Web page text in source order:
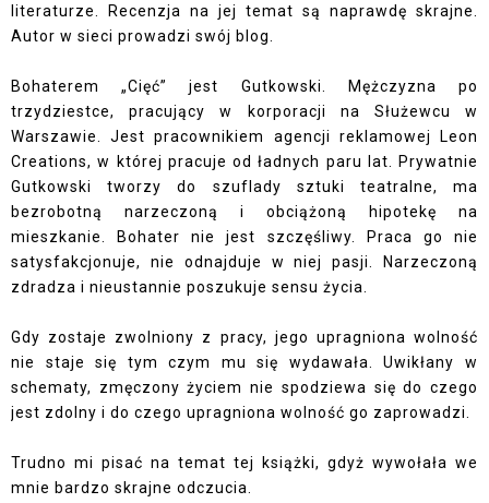
literaturze. Recenzja na jej temat są naprawdę skrajne.
Autor w sieci prowadzi swój blog.
Bohaterem „Cięć” jest Gutkowski. Mężczyzna po
trzydziestce, pracujący w korporacji na Służewcu w
Warszawie. Jest pracownikiem agencji reklamowej Leon
Creations, w której pracuje od ładnych paru lat. Prywatnie
Gutkowski tworzy do szuflady sztuki teatralne, ma
bezrobotną narzeczoną i obciążoną hipotekę na
mieszkanie. Bohater nie jest szczęśliwy. Praca go nie
satysfakcjonuje, nie odnajduje w niej pasji. Narzeczoną
zdradza i nieustannie poszukuje sensu życia.
Gdy zostaje zwolniony z pracy, jego upragniona wolność
nie staje się tym czym mu się wydawała. Uwikłany w
schematy, zmęczony życiem nie spodziewa się do czego
jest zdolny i do czego upragniona wolność go zaprowadzi.
Trudno mi pisać na temat tej książki, gdyż wywołała we
mnie bardzo skrajne odczucia.